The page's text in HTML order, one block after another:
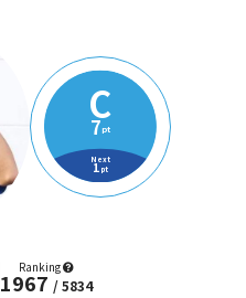
C
7pt
Next
1pt
Ranking
1967 / 5834